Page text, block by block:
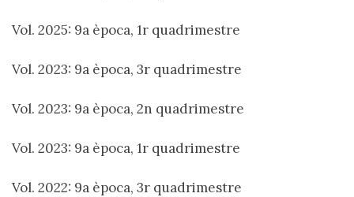
Vol. 2025: 9a època, 1r quadrimestre
Vol. 2023: 9a època, 3r quadrimestre
Vol. 2023: 9a època, 2n quadrimestre
Vol. 2023: 9a època, 1r quadrimestre
Vol. 2022: 9a època, 3r quadrimestre